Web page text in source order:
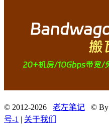
© 2012-2026 老左笔记 © By
号-1 | 关于我们